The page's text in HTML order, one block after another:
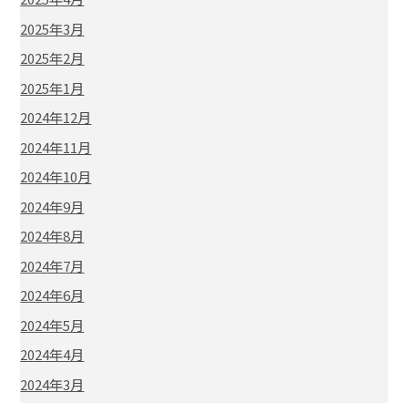
2025年3月
2025年2月
2025年1月
2024年12月
2024年11月
2024年10月
2024年9月
2024年8月
2024年7月
2024年6月
2024年5月
2024年4月
2024年3月